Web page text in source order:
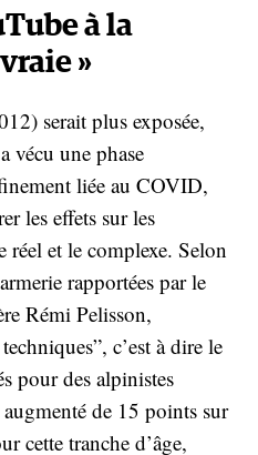
à la
»
serait plus exposée,
vécu une phase
liée au COVID,
les effets sur les
réel et le complexe. Selon
rapportées par le
Rémi Pelisson,
c’est à dire le
pour des alpinistes
augmenté de 15 points sur
cette tranche d’âge,